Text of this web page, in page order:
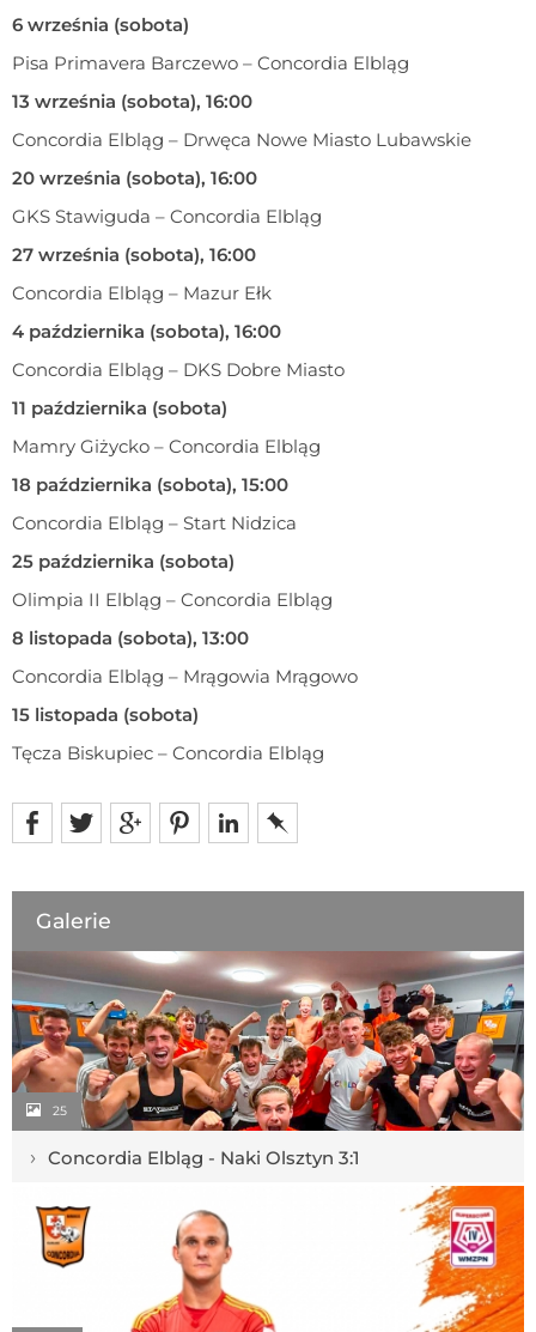
6 września (sobota)
Pisa Primavera Barczewo – Concordia Elbląg
13 września (sobota), 16:00
Concordia Elbląg – Drwęca Nowe Miasto Lubawskie
20 września (sobota), 16:00
GKS Stawiguda – Concordia Elbląg
27 września (sobota), 16:00
Concordia Elbląg – Mazur Ełk
4 października (sobota), 16:00
Concordia Elbląg – DKS Dobre Miasto
11 października (sobota)
Mamry Giżycko – Concordia Elbląg
18 października (sobota), 15:00
Concordia Elbląg – Start Nidzica
25 października (sobota)
Olimpia II Elbląg – Concordia Elbląg
8 listopada (sobota), 13:00
Concordia Elbląg – Mrągowia Mrągowo
15 listopada (sobota)
Tęcza Biskupiec – Concordia Elbląg
Galerie
25
› Concordia Elbląg - Naki Olsztyn 3:1